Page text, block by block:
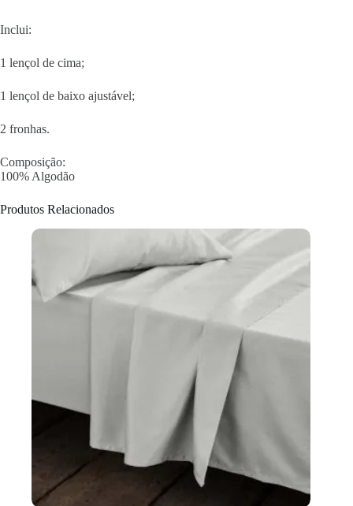
Inclui:
1 lençol de cima;
1 lençol de baixo ajustável;
2 fronhas.
Composição:
100% Algodão
Produtos Relacionados